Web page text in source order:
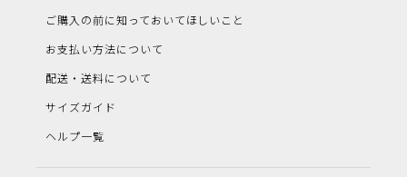
ご購入の前に知っておいてほしいこと
お支払い方法について
配送・送料について
サイズガイド
ヘルプ一覧